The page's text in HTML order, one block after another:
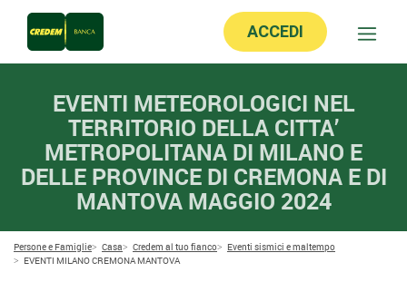
ACCEDI
EVENTI METEOROLOGICI NEL
TERRITORIO DELLA CITTA’
METROPOLITANA DI MILANO E
DELLE PROVINCE DI CREMONA E DI
MANTOVA MAGGIO 2024
Persone e Famiglie Casa Credem al tuo fianco
Eventi sismici e maltempo
EVENTI MILANO CREMONA MANTOVA